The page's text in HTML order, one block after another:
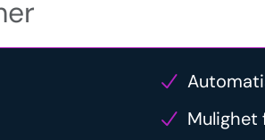
Mulighet